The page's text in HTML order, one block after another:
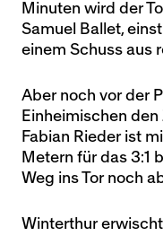
Minuten wird der
Samuel Ballet,
einem Schuss aus
Aber noch vor der
Einheimischen
Fabian Rieder ist
Metern für das 3:1
Weg ins Tor noch
Winterthur